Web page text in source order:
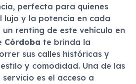
perfecta para quienes
lujo y la potencia en cada
renting de este vehículo en
Córdoba te brinda la
sus calles históricas y
y comodidad. Una de las
es el acceso a